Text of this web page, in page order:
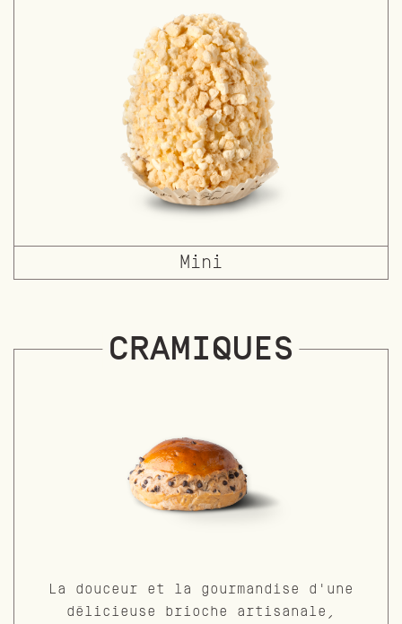
Mini
CRAMIQUES
La douceur et la gourmandise d'une
délicieuse brioche artisanale,